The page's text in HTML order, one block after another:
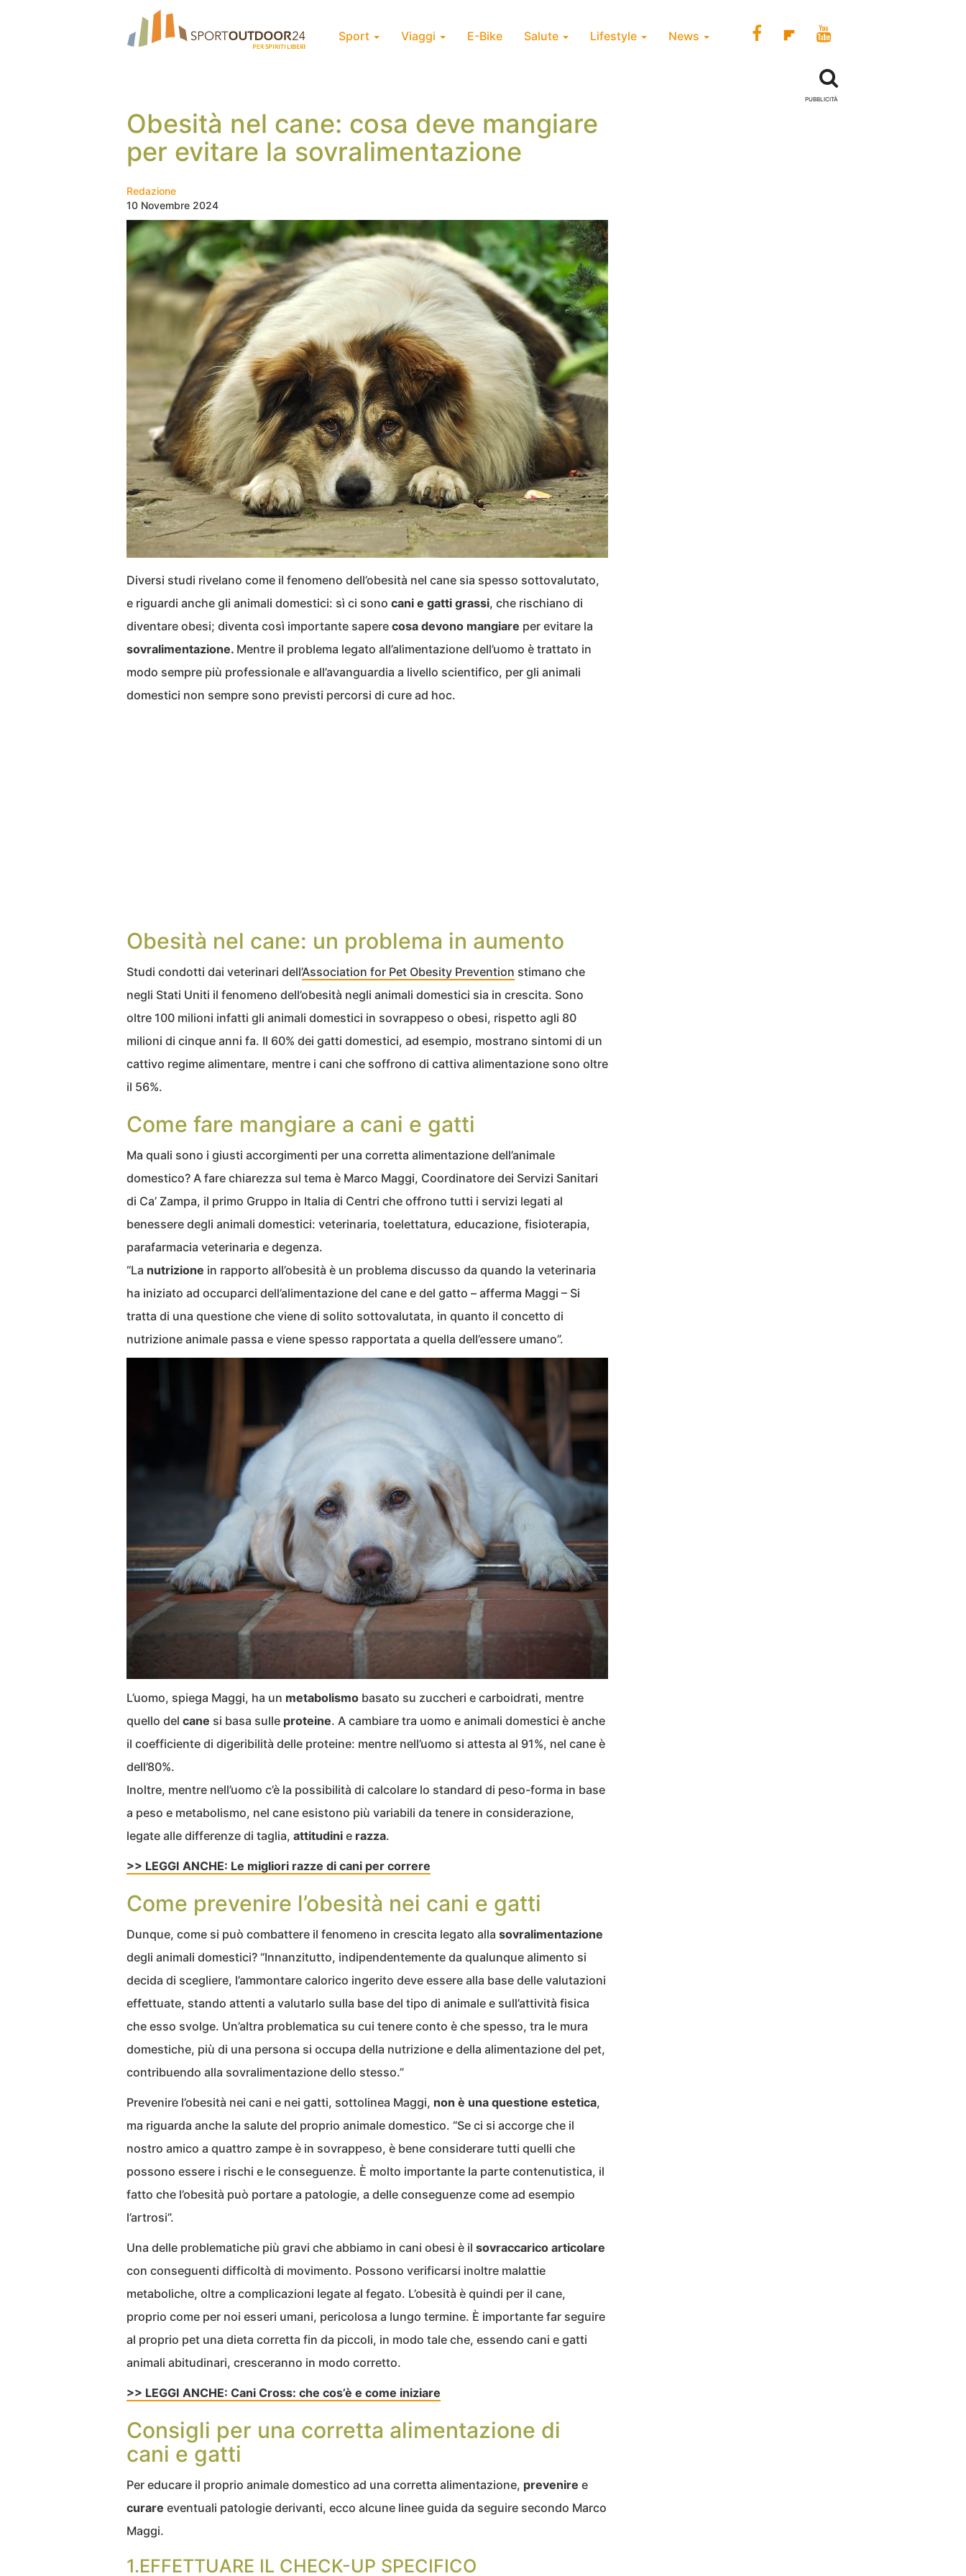
Sport Viaggi E-Bike Salute Lifestyle News
Obesità nel cane: cosa deve mangiare
per evitare la sovralimentazione
Redazione
10 Novembre 2024
Diversi studi rivelano come il fenomeno dell’obesità nel cane sia spesso sottovalutato,
e riguardi anche gli animali domestici: sì ci sono cani e gatti grassi, che rischiano di
diventare obesi; diventa così importante sapere cosa devono mangiare per evitare la
sovralimentazione. Mentre il problema legato all’alimentazione dell’uomo è trattato in
modo sempre più professionale e all’avanguardia a livello scientifico, per gli animali
domestici non sempre sono previsti percorsi di cure ad hoc.
Obesità nel cane: un problema in aumento
Studi condotti dai veterinari dell’Association for Pet Obesity Prevention stimano che
negli Stati Uniti il fenomeno dell’obesità negli animali domestici sia in crescita. Sono
oltre 100 milioni infatti gli animali domestici in sovrappeso o obesi, rispetto agli 80
milioni di cinque anni fa. Il 60% dei gatti domestici, ad esempio, mostrano sintomi di un
cattivo regime alimentare, mentre i cani che soffrono di cattiva alimentazione sono oltre
il 56%.
Come fare mangiare a cani e gatti
Ma quali sono i giusti accorgimenti per una corretta alimentazione dell’animale
domestico? A fare chiarezza sul tema è Marco Maggi, Coordinatore dei Servizi Sanitari
di Ca’ Zampa, il primo Gruppo in Italia di Centri che offrono tutti i servizi legati al
benessere degli animali domestici: veterinaria, toelettatura, educazione, fisioterapia,
parafarmacia veterinaria e degenza.
“La nutrizione in rapporto all’obesità è un problema discusso da quando la veterinaria
ha iniziato ad occuparci dell’alimentazione del cane e del gatto – afferma Maggi – Si
tratta di una questione che viene di solito sottovalutata, in quanto il concetto di
nutrizione animale passa e viene spesso rapportata a quella dell’essere umano”.
L’uomo, spiega Maggi, ha un metabolismo basato su zuccheri e carboidrati, mentre
quello del cane si basa sulle proteine. A cambiare tra uomo e animali domestici è anche
il coefficiente di digeribilità delle proteine: mentre nell’uomo si attesta al 91%, nel cane è
dell’80%.
Inoltre, mentre nell’uomo c’è la possibilità di calcolare lo standard di peso-forma in base
a peso e metabolismo, nel cane esistono più variabili da tenere in considerazione,
legate alle differenze di taglia, attitudini e razza.
>> LEGGI ANCHE: Le migliori razze di cani per correre
Come prevenire l’obesità nei cani e gatti
Dunque, come si può combattere il fenomeno in crescita legato alla sovralimentazione
degli animali domestici? “Innanzitutto, indipendentemente da qualunque alimento si
decida di scegliere, l’ammontare calorico ingerito deve essere alla base delle valutazioni
effettuate, stando attenti a valutarlo sulla base del tipo di animale e sull’attività fisica
che esso svolge. Un’altra problematica su cui tenere conto è che spesso, tra le mura
domestiche, più di una persona si occupa della nutrizione e della alimentazione del pet,
contribuendo alla sovralimentazione dello stesso.”
Prevenire l’obesità nei cani e nei gatti, sottolinea Maggi, non è una questione estetica,
ma riguarda anche la salute del proprio animale domestico. “Se ci si accorge che il
nostro amico a quattro zampe è in sovrappeso, è bene considerare tutti quelli che
possono essere i rischi e le conseguenze. È molto importante la parte contenutistica, il
fatto che l’obesità può portare a patologie, a delle conseguenze come ad esempio
l’artrosi”.
Una delle problematiche più gravi che abbiamo in cani obesi è il sovraccarico articolare
con conseguenti difficoltà di movimento. Possono verificarsi inoltre malattie
metaboliche, oltre a complicazioni legate al fegato. L’obesità è quindi per il cane,
proprio come per noi esseri umani, pericolosa a lungo termine. È importante far seguire
al proprio pet una dieta corretta fin da piccoli, in modo tale che, essendo cani e gatti
animali abitudinari, cresceranno in modo corretto.
>> LEGGI ANCHE: Cani Cross: che cos’è e come iniziare
Consigli per una corretta alimentazione di
cani e gatti
Per educare il proprio animale domestico ad una corretta alimentazione, prevenire e
curare eventuali patologie derivanti, ecco alcune linee guida da seguire secondo Marco
Maggi.
1.EFFETTUARE IL CHECK-UP SPECIFICO
PUBBLICITÀ